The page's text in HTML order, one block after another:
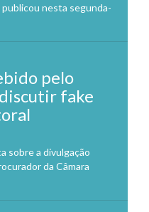
nesta segunda-
pelo
fake
sobre a divulgação
da Câmara